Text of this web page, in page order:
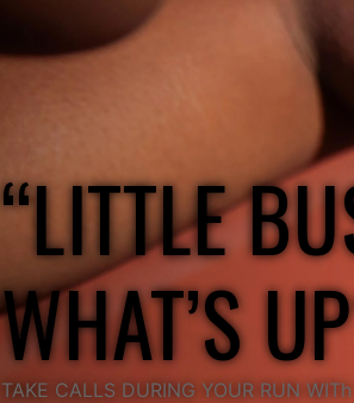
“LITTLE
WHAT’S
TAKE CALLS DURING YOUR RUN